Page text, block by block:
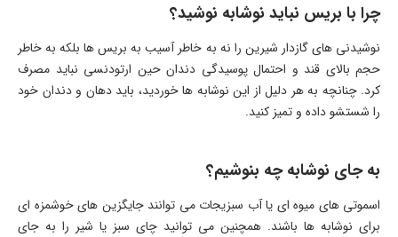
چرا با بریس نباید نوشابه نوشید؟
نوشیدنی های گازدار شیرین را نه به خاطر آسیب به بریس ها بلکه به خاطر
حجم بالای قند و احتمال پوسیدگی دندان حین ارتودنسی نباید مصرف
کرد. چنانچه به هر دلیل از این نوشابه ها خوردید، باید دهان و دندان خود
را شستشو داده و تمیز کنید.
به جای نوشابه چه بنوشیم؟
اسموتی های میوه ای یا آب سبزیجات می توانند جایگزین های خوشمزه ای
برای نوشابه ها باشند. همچنین می توانید چای سبز یا شیر را به جای